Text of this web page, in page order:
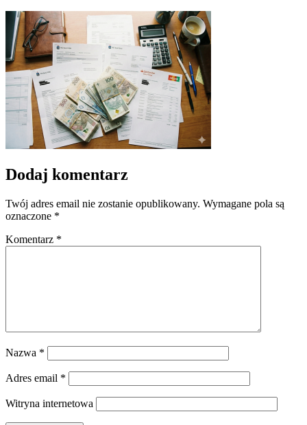
Dodaj komentarz
Twój adres email nie zostanie opublikowany. Wymagane pola są
oznaczone *
Komentarz *
Nazwa *
Adres email *
Witryna internetowa